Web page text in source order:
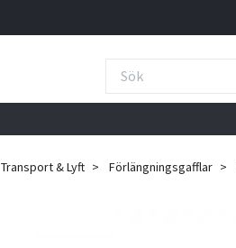
Transport & Lyft Förlängningsgafflar